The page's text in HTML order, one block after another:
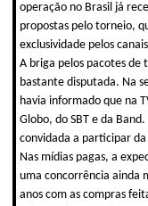
operação no Brasil já
propostas pelo torneio,
exclusividade pelos
A briga pelos pacotes de
bastante disputada. Na
havia informado que na
Globo, do SBT e da
convidada a participar
Nas mídias pagas, a
uma concorrência ainda
anos com as compras